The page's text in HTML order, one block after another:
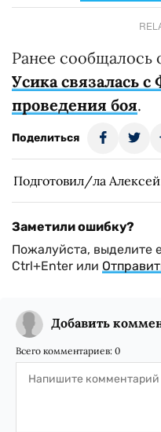
Ранее сообщалось
Усика связалась
проведения боя.
Поделиться
Подготовил/ла
Заметили ошибку?
Пожалуйста,
Ctrl+Enter или
Добавить
Всего комментариев: 0